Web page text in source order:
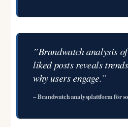
”Brandwatch analysis
liked posts reveals
why users engage.”
– Brandwatch analysplattform för